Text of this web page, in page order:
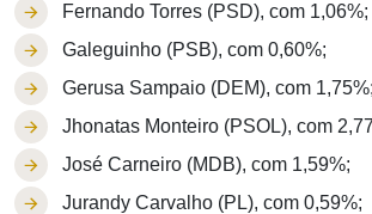
Fernando Torres (PSD), com 1,06%;
Galeguinho (PSB), com 0,60%;
Gerusa Sampaio (DEM), com 1,75%;
Jhonatas Monteiro (PSOL), com
José Carneiro (MDB), com 1,59%;
Jurandy Carvalho (PL), com 0,59%;